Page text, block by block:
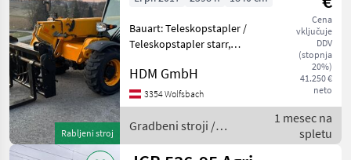
Rabljeni stroj
Cena
vključuje
DDV
(stopnja
20%)
41.250 €
neto
Bauart: Teleskopstapler /
Teleskopstapler starr,
6000mm, Bauhöhe:
1970mm, Beschreibung: Der
JCB 525-60 T4 ist ein
kompakter und leistung
HDM GmbH
3354 Wolfsbach
Gradbeni stroji /
JCB
1 mesec na
spletu